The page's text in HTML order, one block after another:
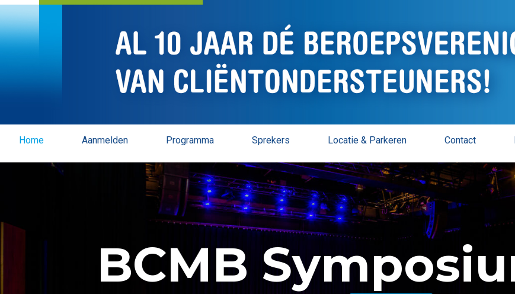
Home Aanmelden Programma Sprekers Locatie & Parkeren Contact
BCMB